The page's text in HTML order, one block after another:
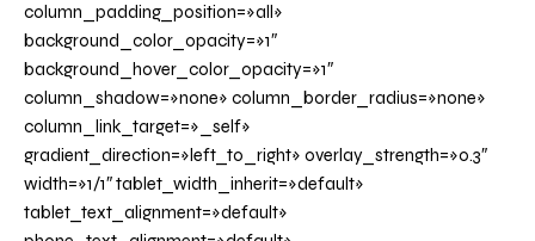
column_padding_position=»all»
background_color_opacity=»1″
background_hover_color_opacity=»1″
column_shadow=»none» column_border_radius=»none»
column_link_target=»_self»
gradient_direction=»left_to_right» overlay_strength=»0.3″
width=»1/1″ tablet_width_inherit=»default»
tablet_text_alignment=»default»